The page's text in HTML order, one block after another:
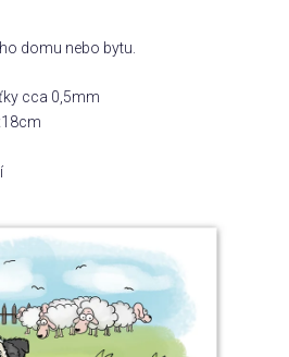
domu nebo bytu.
cca 0,5mm